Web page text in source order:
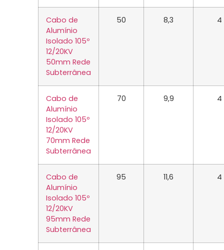
Cabo de
Alumínio
Isolado 105º
12/20KV
50mm Rede
Subterrânea
50 8,3 4
Cabo de
Alumínio
Isolado 105º
12/20KV
70mm Rede
Subterrânea
70 9,9 4
Cabo de
Alumínio
Isolado 105º
12/20KV
95mm Rede
Subterrânea
95 11,6 4